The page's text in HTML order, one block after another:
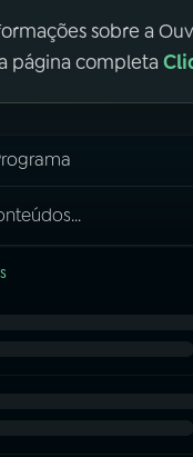
sobre a
página completa